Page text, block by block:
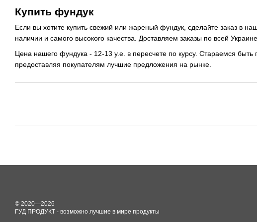
Купить фундук
Если вы хотите купить свежий или жареный фундук, сделайте заказ в
наличии и самого высокого качества. Доставляем заказы по всей
Цена нашего фундука - 12-13 у.е. в пересчете по курсу. Стараемся быть
предоставляя покупателям лучшие предложения на рынке.
© 2020—2026
ГУД ПРОДУКТ - возможно лучшие в мире продукты